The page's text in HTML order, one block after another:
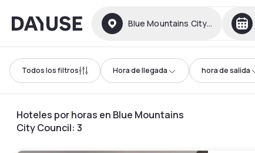
Dayuse Blue Mountains City Council
Todos los filtros Hora de llegada hora de salida
Hoteles por horas en Blue Mountains
City Council: 3